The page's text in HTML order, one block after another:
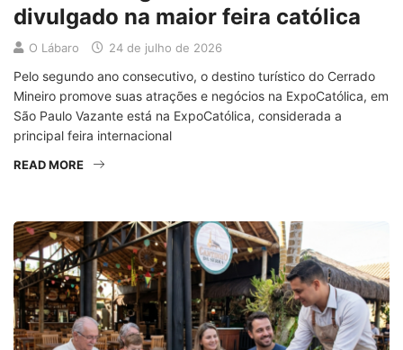
divulgado na maior feira católica
O Lábaro 24 de julho de 2026
Pelo segundo ano consecutivo, o destino turístico do Cerrado
Mineiro promove suas atrações e negócios na ExpoCatólica, em
São Paulo Vazante está na ExpoCatólica, considerada a
principal feira internacional
READ MORE